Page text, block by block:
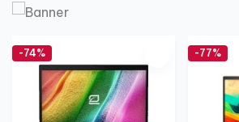
-74% -77%